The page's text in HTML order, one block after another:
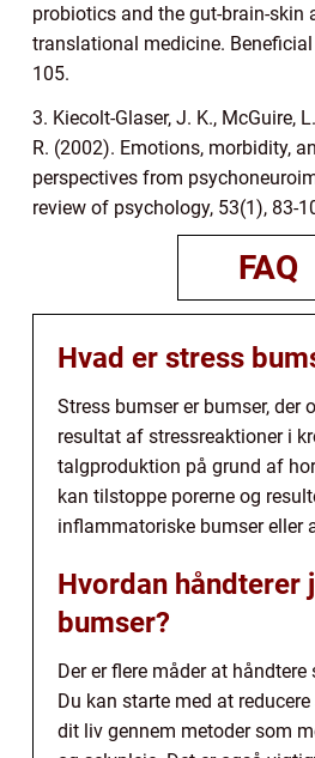
probiotics and the gut-brain-skin
translational medicine.
105.
3. Kiecolt-Glaser, J. K., McGuire,
R. (2002). Emotions, morbidity,
perspectives from
review of psychology, 53(1), 83-
FAQ
Hvad er stress
Stress bumser er bumser, der
resultat af stressreaktioner i
talgproduktion på grund af
kan tilstoppe porerne og
inflammatoriske bumser eller
Hvordan håndterer
bumser?
Der er flere måder at
Du kan starte med at
dit liv gennem metoder som